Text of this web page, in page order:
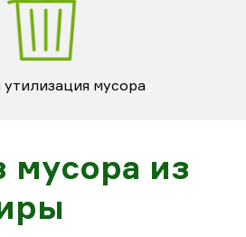
мусора
мусора из